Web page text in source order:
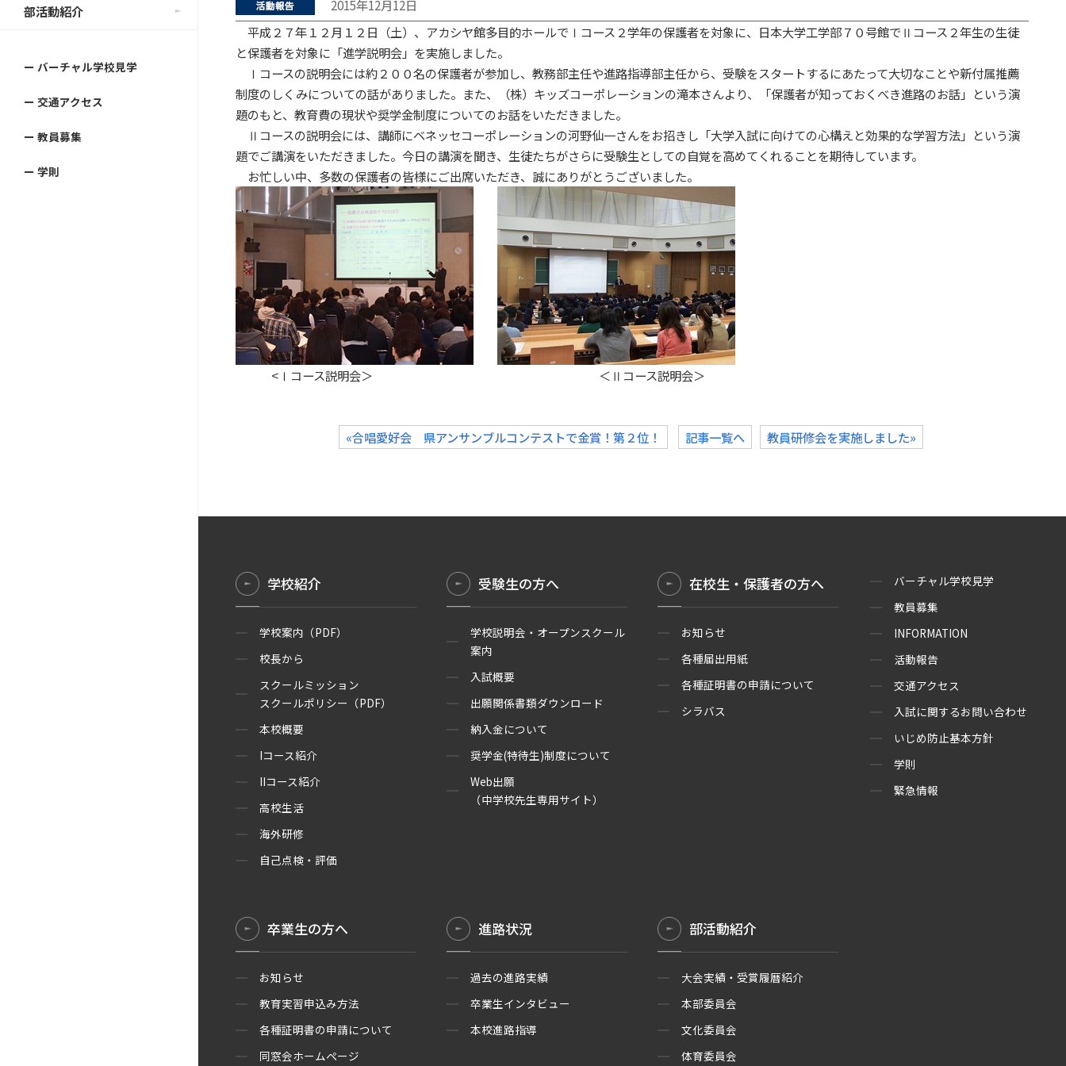
部活動紹介
ー バーチャル学校見学
ー 交通アクセス
ー 教員募集
ー 学則
2015年12月12日
平成２７年１２月１２日（土）、アカシヤ館多目的ホールでⅠコース２学年の保護者を対象に、日本大学工学部７０号館でⅡコース２年生の生徒
と保護者を対象に「進学説明会」を実施しました。
Ⅰコースの説明会には約２００名の保護者が参加し、教務部主任や進路指導部主任から、受験をスタートするにあたって大切なことや新付属推薦
制度のしくみについての話がありました。また、（株）キッズコーポレーションの滝本さんより、「保護者が知っておくべき進路のお話」という演
題のもと、教育費の現状や奨学金制度についてのお話をいただきました。
Ⅱコースの説明会には、講師にベネッセコーポレーションの河野仙一さんをお招きし「大学入試に向けての心構えと効果的な学習方法」という演
題でご講演をいただきました。今日の講演を聞き、生徒たちがさらに受験生としての自覚を高めてくれることを期待しています。
お忙しい中、多数の保護者の皆様にご出席いただき、誠にありがとうございました。
<Ⅰコース説明会＞ ＜Ⅱコース説明会＞
«合唱愛好会 県アンサンブルコンテストで金賞！第２位！ 記事一覧へ 教員研修会を実施しました»
学校紹介
学校案内（PDF）
校長から
スクールミッション
スクールポリシー（PDF）
本校概要
Iコース紹介
IIコース紹介
高校生活
海外研修
自己点検・評価
受験生の方へ
学校説明会・オープンスクール
案内
入試概要
出願関係書類ダウンロード
納入金について
奨学金(特待生)制度について
Web出願
（中学校先生専用サイト）
在校生・保護者の方へ
お知らせ
各種届出用紙
各種証明書の申請について
シラバス
卒業生の方へ
お知らせ
教育実習申込み方法
各種証明書の申請について
同窓会ホームページ
進路状況
過去の進路実績
卒業生インタビュー
本校進路指導
部活動紹介
大会実績・受賞履暦紹介
本部委員会
文化委員会
体育委員会
バーチャル学校見学
教員募集
INFORMATION
活動報告
交通アクセス
入試に関するお問い合わせ
いじめ防止基本方針
学則
緊急情報